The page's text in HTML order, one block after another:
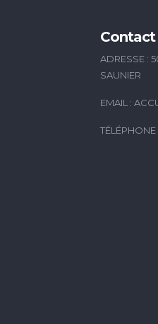
Contact
ADRESSE :
SAUNIER
EMAIL :